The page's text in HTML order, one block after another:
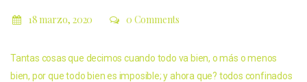
18 marzo, 2020 0 Comments
Tantas cosas que decimos cuando todo va bien, o más o menos
bien, por que todo bien es imposible; y ahora que? todos confinados